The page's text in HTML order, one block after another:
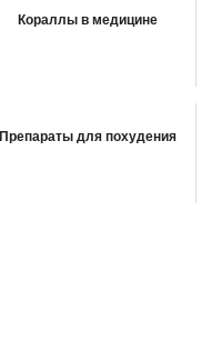
Кораллы в медицине
Препараты для похудения